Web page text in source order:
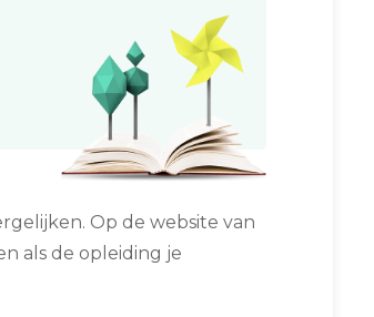
Op de website van
als de opleiding je